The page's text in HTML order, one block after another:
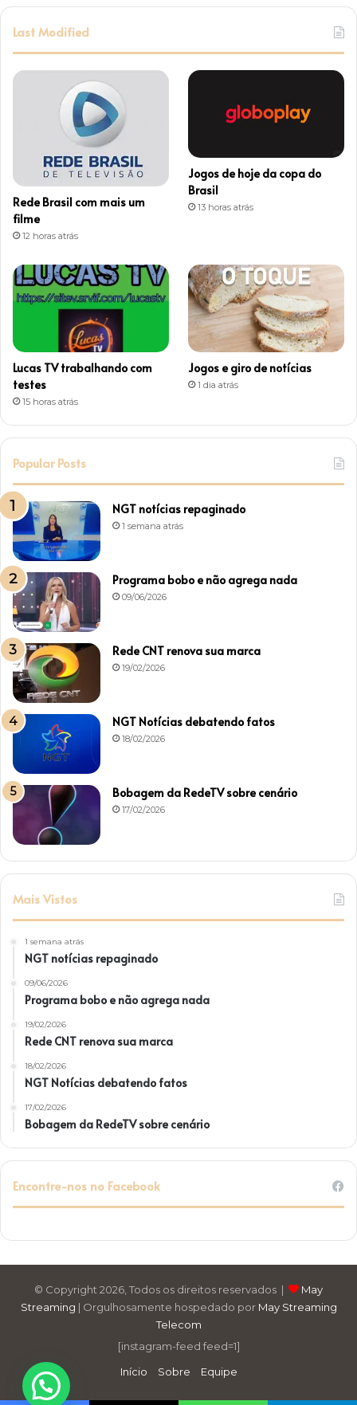
Last Modified
Rede Brasil com mais um
filme
12 horas atrás
Jogos de hoje da copa do
Brasil
13 horas atrás
Lucas TV trabalhando com
testes
15 horas atrás
Jogos e giro de notícias
1 dia atrás
Popular Posts
NGT notícias repaginado
1 semana atrás
Programa bobo e não agrega nada
09/06/2026
Rede CNT renova sua marca
19/02/2026
NGT Notícias debatendo fatos
18/02/2026
Bobagem da RedeTV sobre cenário
17/02/2026
Mais Vistos
1 semana atrás
NGT notícias repaginado
09/06/2026
Programa bobo e não agrega nada
19/02/2026
Rede CNT renova sua marca
18/02/2026
NGT Notícias debatendo fatos
17/02/2026
Bobagem da RedeTV sobre cenário
Encontre-nos no Facebook
© Copyright 2026, Todos os direitos reservados |
May
Streaming | Orgulhosamente hospedado por May Streaming
Telecom
[instagram-feed feed=1]
Início
Sobre Equipe